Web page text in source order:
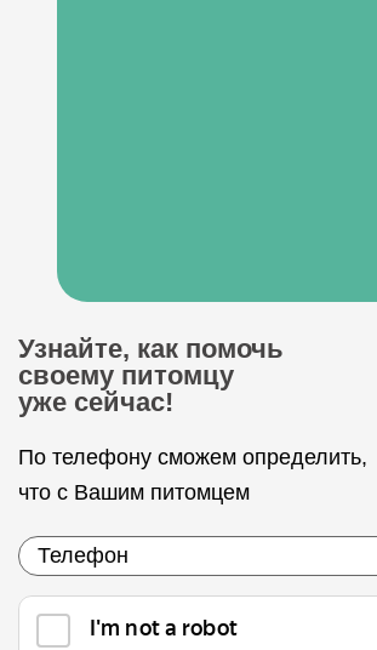
Узнайте, как помочь
своему питомцу
уже сейчас!
По телефону сможем определить,
что с Вашим питомцем